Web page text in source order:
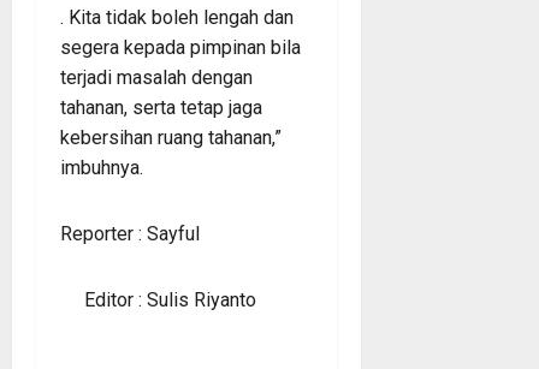
. Kita tidak boleh lengah dan
segera kepada pimpinan bila
terjadi masalah dengan
tahanan, serta tetap jaga
kebersihan ruang tahanan,”
imbuhnya.
Reporter : Sayful
Editor : Sulis Riyanto